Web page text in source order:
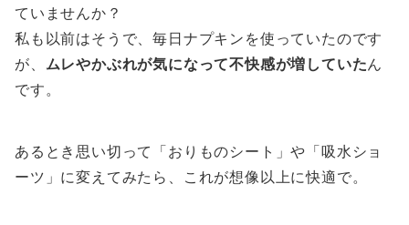
ていませんか？
私も以前はそうで、毎日ナプキンを使っていたのです
が、 ムレやかぶれが気になって不快感が増していたん
です。
あるとき思い切って「おりものシート」や「吸水ショ
ーツ」に変えてみたら、これが想像以上に快適で。